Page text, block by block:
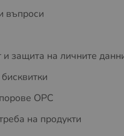
въпроси
и защита на личните
OPC
на продукти